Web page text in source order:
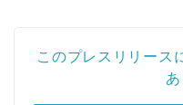
このプレスリリース
あ